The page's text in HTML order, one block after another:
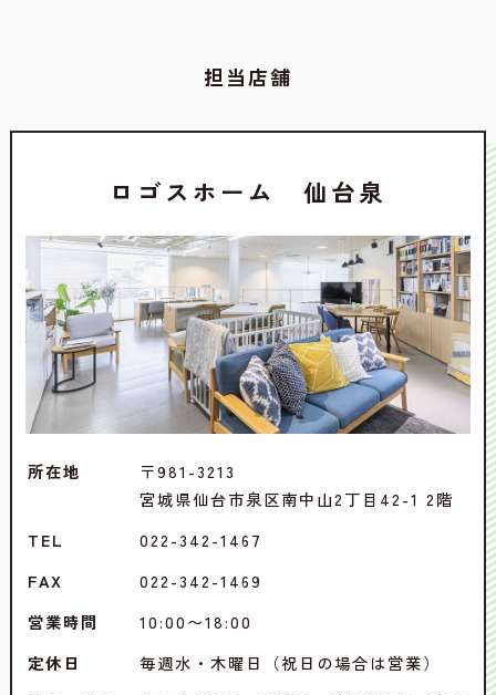
担当店舗
ロゴスホーム 仙台泉
所在地
〒981-3213
宮城県仙台市泉区南中山2丁目42-1 2階
TEL
022-342-1467
FAX
022-342-1469
営業時間
10:00〜18:00
定休日
毎週水・木曜日（祝日の場合は営業）